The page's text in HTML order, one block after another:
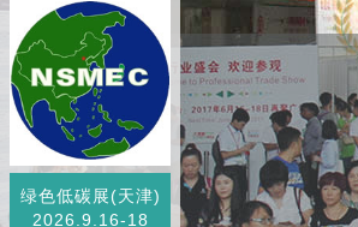
绿色低碳展(天津)
2026.9.16-18